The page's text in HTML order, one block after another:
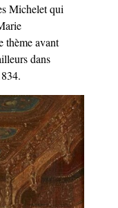
Michelet qui
thème avant
dans